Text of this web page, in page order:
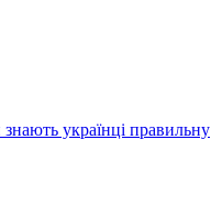
українці правильну